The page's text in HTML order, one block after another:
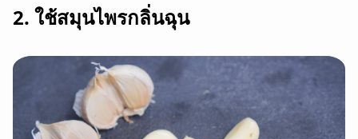
2. ใช้สมุนไพรกลิ่นฉุน